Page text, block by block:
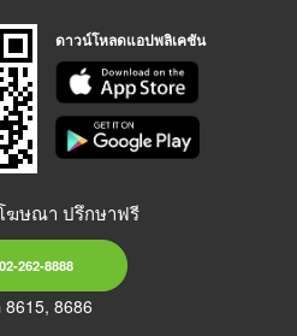
ดาวน์โหลดแอปพลิเคชัน
ฆษณา ปรึกษาฟรี
02-262-8888
8615, 8686